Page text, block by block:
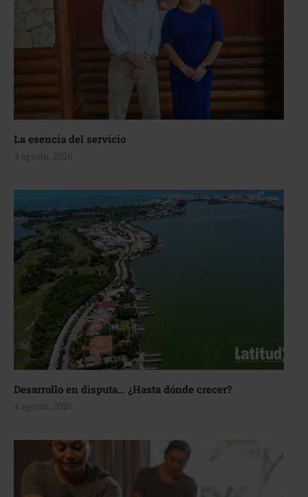
La esencia del servicio
4 agosto, 2026
Desarrollo en disputa… ¿Hasta dónde crecer?
4 agosto, 2026